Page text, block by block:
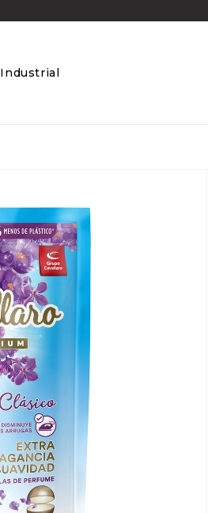
Industrial